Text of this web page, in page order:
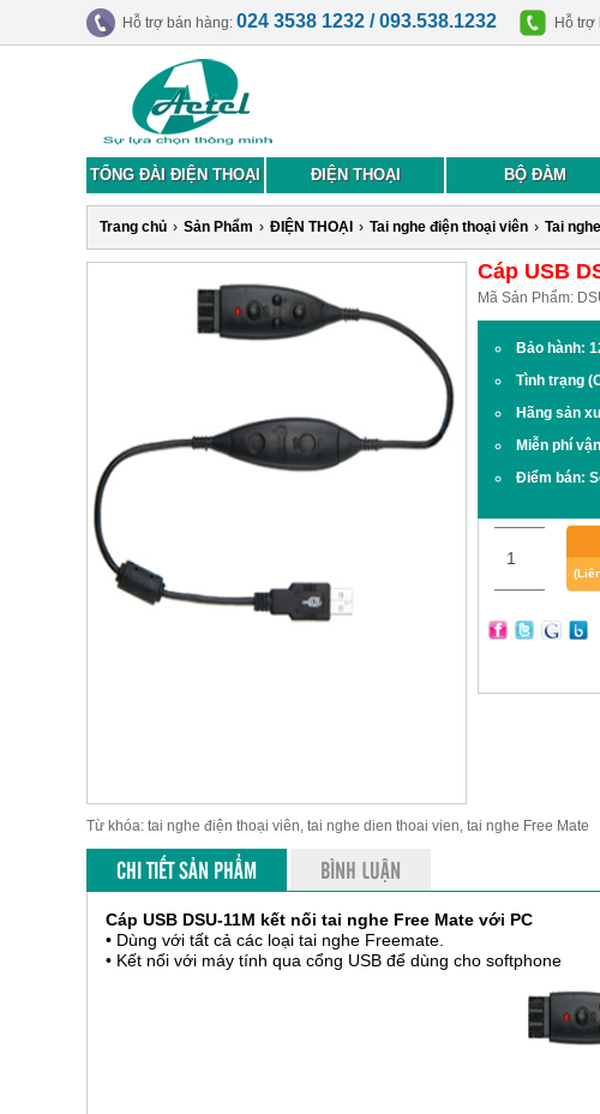
Hỗ trợ bán hàng: 024 3538 1232 / 093.538.1232 Hỗ trợ
TỔNG ĐÀI ĐIỆN THOẠI ĐIỆN THOẠI BỘ ĐÀM
Trang chủ › Sản Phẩm › ĐIỆN THOẠI › Tai nghe điện thoại viên › Tai
Cáp USB
Mã Sản Phẩm:
Bảo hành:
Tình trạng
Hãng sản
Miễn phí
Điểm bán:
Từ khóa: tai nghe điện thoại viên, tai nghe dien thoai vien, tai nghe Free Mate
CHI TIẾT SẢN PHẨM BÌNH LUẬN
Cáp USB DSU-11M kết nối tai nghe Free Mate với PC
• Dùng với tất cả các loại tai nghe Freemate.
• Kết nối với máy tính qua cổng USB để dùng cho softphone